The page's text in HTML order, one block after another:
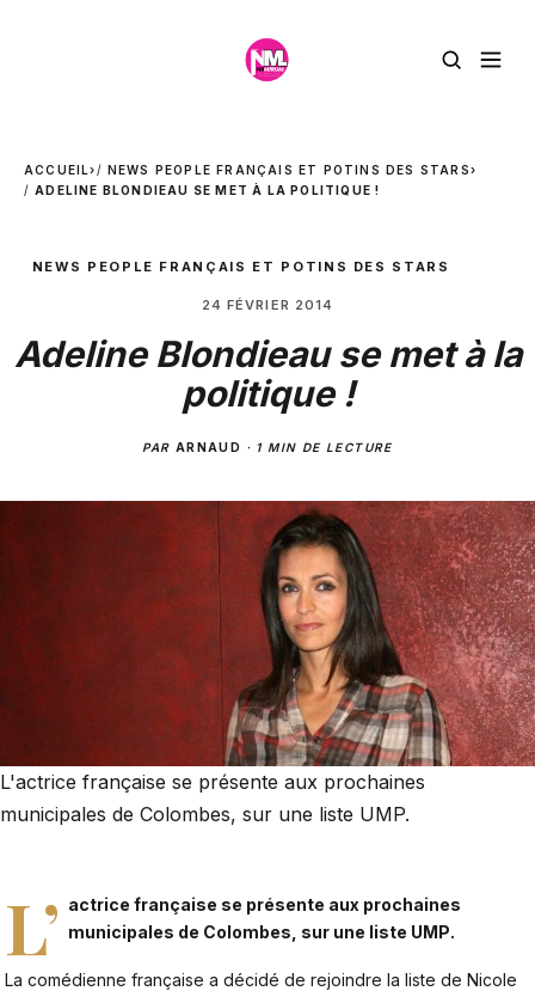
ACCUEIL› NEWS PEOPLE FRANÇAIS ET POTINS DES STARS›
ADELINE BLONDIEAU SE MET À LA POLITIQUE !
NEWS PEOPLE FRANÇAIS ET POTINS DES STARS
24 FÉVRIER 2014
Adeline Blondieau se met à la
politique !
PAR ARNAUD · 1 MIN DE LECTURE
L'actrice française se présente aux prochaines
municipales de Colombes, sur une liste UMP.
L’ actrice française se présente aux prochaines
municipales de Colombes, sur une liste UMP.
La comédienne française a décidé de rejoindre la liste de Nicole